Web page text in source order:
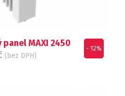
MAXI 2450
(bez DPH)
- 12%